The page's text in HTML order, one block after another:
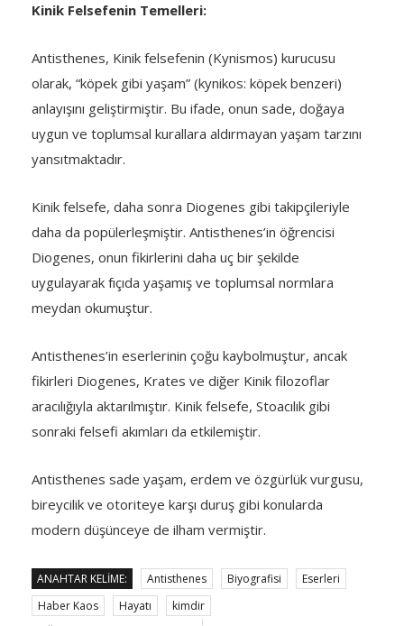
Kinik Felsefenin Temelleri:
Antisthenes, Kinik felsefenin (Kynismos) kurucusu
olarak, “köpek gibi yaşam” (kynikos: köpek benzeri)
anlayışını geliştirmiştir. Bu ifade, onun sade, doğaya
uygun ve toplumsal kurallara aldırmayan yaşam tarzını
yansıtmaktadır.
Kinik felsefe, daha sonra Diogenes gibi takipçileriyle
daha da popülerleşmiştir. Antisthenes’in öğrencisi
Diogenes, onun fikirlerini daha uç bir şekilde
uygulayarak fıçıda yaşamış ve toplumsal normlara
meydan okumuştur.
Antisthenes’in eserlerinin çoğu kaybolmuştur, ancak
fikirleri Diogenes, Krates ve diğer Kinik filozoflar
aracılığıyla aktarılmıştır. Kinik felsefe, Stoacılık gibi
sonraki felsefi akımları da etkilemiştir.
Antisthenes sade yaşam, erdem ve özgürlük vurgusu,
bireycilik ve otoriteye karşı duruş gibi konularda
modern düşünceye de ilham vermiştir.
ANAHTAR KELIME: Antisthenes Biyografisi
Eserleri
Haber Kaos
Hayatı kimdir